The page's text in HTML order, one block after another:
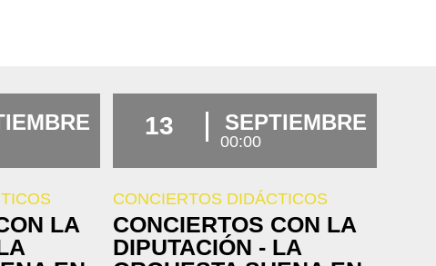
LA
13 SEPTIEMBRE
00:00
CONCIERTOS DIDÁCTICOS
CONCIERTOS CON LA
DIPUTACIÓN - LA